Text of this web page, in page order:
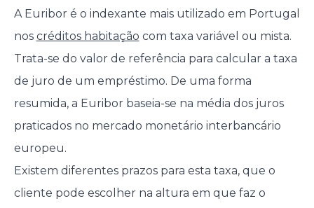
A Euribor é o indexante mais utilizado em Portugal
nos créditos habitação com taxa variável ou mista.
Trata-se do valor de referência para calcular a taxa
de juro de um empréstimo. De uma forma
resumida, a Euribor baseia-se na média dos juros
praticados no mercado monetário interbancário
europeu.
Existem diferentes prazos para esta taxa, que o
cliente pode escolher na altura em que faz o